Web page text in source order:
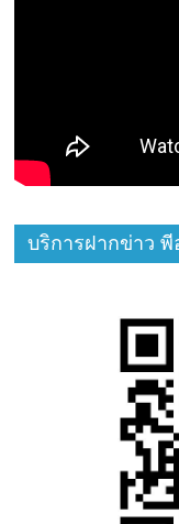
บริการฝากข่าว พี